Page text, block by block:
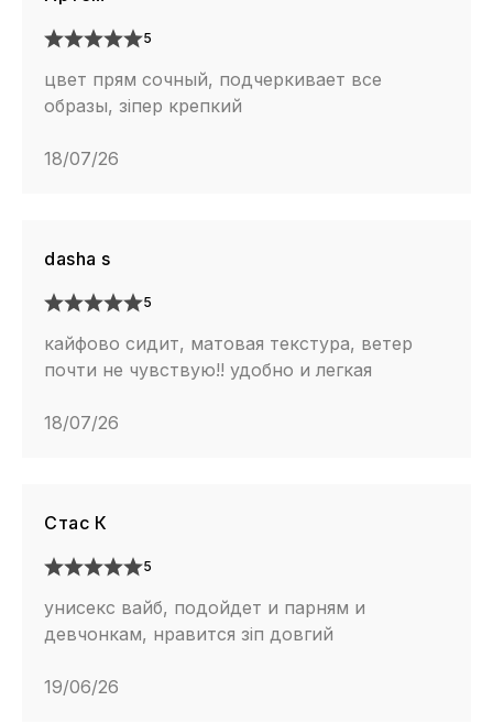
5
цвет прям сочный, подчеркивает все
образы, зіпер крепкий
18/07/26
dasha s
5
кайфово сидит, матовая текстура, ветер
почти не чувствую!! удобно и легкая
18/07/26
Стас К
5
унисекс вайб, подойдет и парням и
девчонкам, нравится зіп довгий
19/06/26